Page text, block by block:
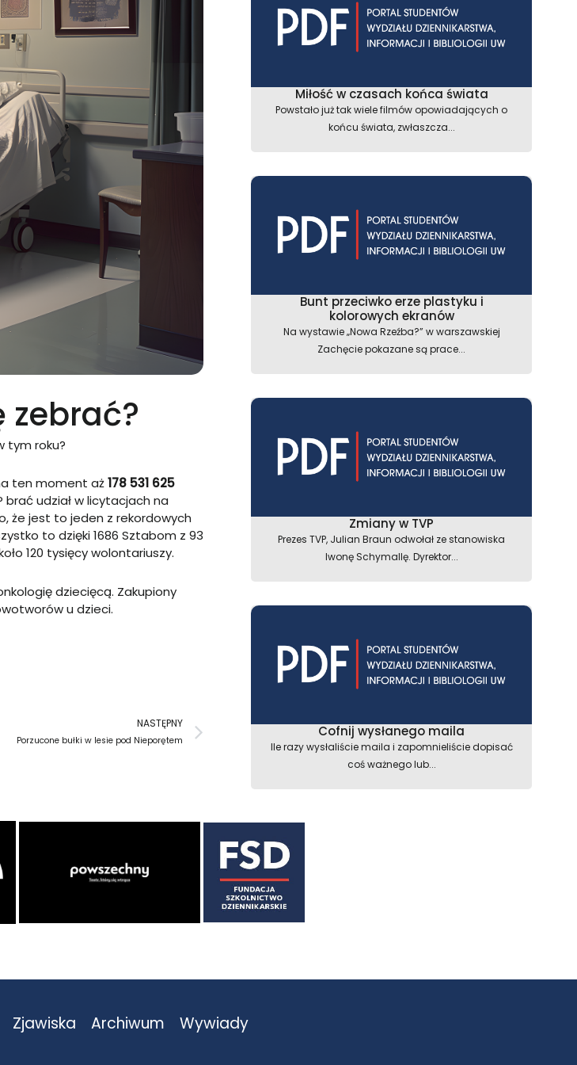
zebrać?
tym roku?
ten moment aż178 531 625
udział w licytacjach na
że jest to jeden z rekordowych
to dzięki 1686 Sztabom z 93
120 tysięcy wolontariuszy.
dziecięcą. Zakupiony
u dzieci.
NASTĘPNY
Porzucone bułki w lesie pod Nieporętem
Następny
Miłość w czasach końca świata
Powstało już tak wiele filmów opowiadających o
końcu świata, zwłaszcza...
Bunt przeciwko erze plastyku i
kolorowych ekranów
Na wystawie „Nowa Rzeźba?” w warszawskiej
Zachęcie pokazane są prace...
Zmiany w TVP
Prezes TVP, Julian Braun odwołał ze stanowiska
Iwonę Schymallę. Dyrektor...
Cofnij wysłanego maila
Ile razy wysłaliście maila i zapomnieliście dopisać
coś ważnego lub...
Zjawiska Archiwum Wywiady